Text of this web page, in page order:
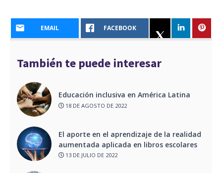
EMAIL FACEBOOK
También te puede interesar
Educación inclusiva en América Latina
18 DE AGOSTO DE 2022
El aporte en el aprendizaje de la realidad
aumentada aplicada en libros escolares
13 DE JULIO DE 2022